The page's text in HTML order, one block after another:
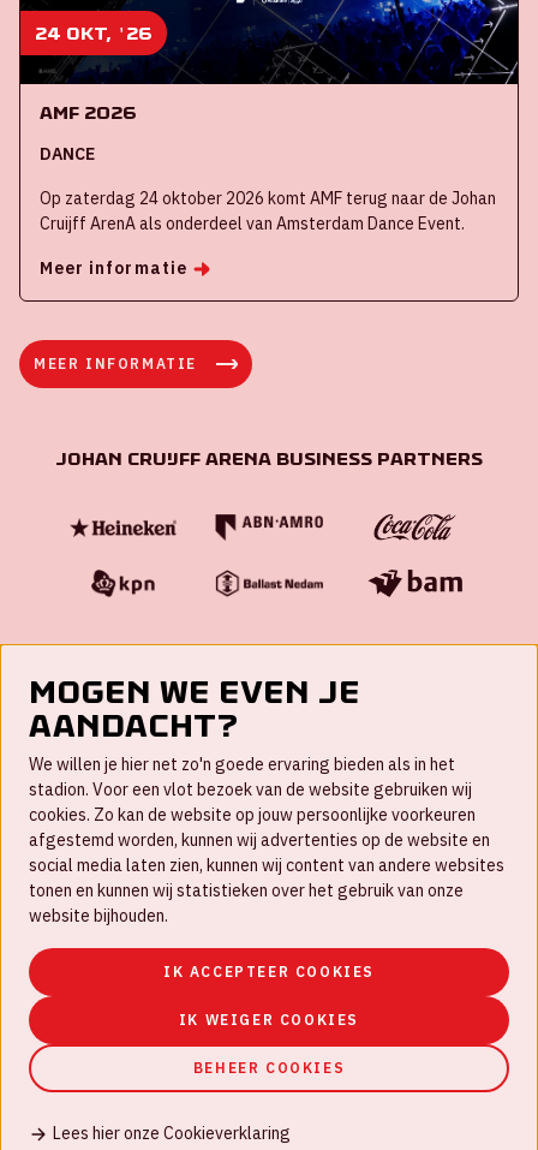
24 okt, '26
AMF 2026
DANCE
Op zaterdag 24 oktober 2026 komt AMF terug naar de Johan
Cruijff ArenA als onderdeel van Amsterdam Dance Event.
Meer informatie
MEER INFORMATIE
Johan Cruijff ArenA Business Partners
Werken bij
Disclaimer
Mogen we even je
aandacht?
We willen je hier net zo'n goede ervaring bieden als in het
stadion. Voor een vlot bezoek van de website gebruiken wij
cookies. Zo kan de website op jouw persoonlijke voorkeuren
afgestemd worden, kunnen wij advertenties op de website en
social media laten zien, kunnen wij content van andere websites
tonen en kunnen wij statistieken over het gebruik van onze
website bijhouden.
IK ACCEPTEER COOKIES
IK WEIGER COOKIES
BEHEER COOKIES
Lees hier onze Cookieverklaring